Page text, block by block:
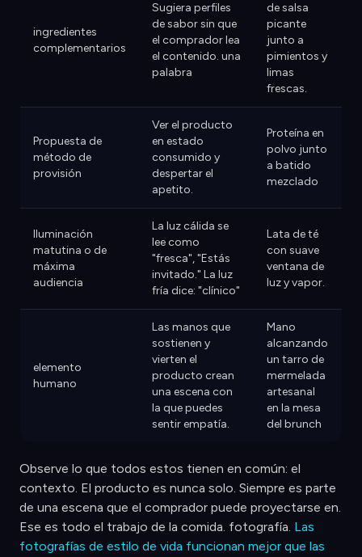
ingredientes
complementarios
Sugiera perfiles
de sabor sin que
el comprador lea
el contenido. una
palabra
de salsa
picante
junto a
pimientos y
limas
frescas.
Propuesta de
método de
provisión
Ver el producto
en estado
consumido y
despertar el
apetito.
Proteína en
polvo junto
a batido
mezclado
Iluminación
matutina o de
máxima
audiencia
La luz cálida se
lee como
"fresca", "Estás
invitado." La luz
fría dice: "clínico"
Lata de té
con suave
ventana de
luz y vapor.
elemento
humano
Las manos que
sostienen y
vierten el
producto crean
una escena con
la que puedes
sentir empatía.
Mano
alcanzando
un tarro de
mermelada
artesanal
en la mesa
del brunch
Observe lo que todos estos tienen en común: el
contexto. El producto es nunca solo. Siempre es parte
de una escena que el comprador puede proyectarse en.
Ese es todo el trabajo de la comida. fotografía. Las
fotografías de estilo de vida funcionan mejor que las